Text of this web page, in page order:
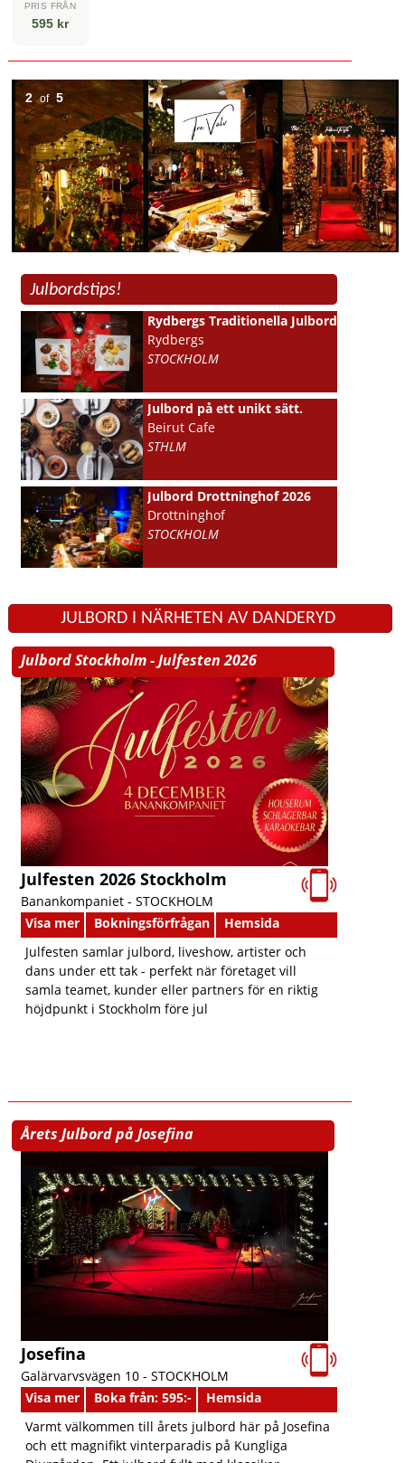
PRIS FRÅN
595 kr
2 of 5
Julbordstips!
Rydbergs Traditionella Julbord
Rydbergs
STOCKHOLM
Julbord på ett unikt sätt.
Beirut Cafe
STHLM
Julbord Drottninghof 2026
Drottninghof
STOCKHOLM
JULBORD I NÄRHETEN AV DANDERYD
Julbord Stockholm - Julfesten 2026
Julfesten 2026 Stockholm
Banankompaniet - STOCKHOLM
Visa mer
Bokningsförfrågan
Hemsida
Julfesten samlar julbord, liveshow, artister och
dans under ett tak - perfekt när företaget vill
samla teamet, kunder eller partners för en riktig
höjdpunkt i Stockholm före jul
Årets Julbord på Josefina
Josefina
Galärvarvsvägen 10 - STOCKHOLM
Visa mer
Boka från: 595:-
Hemsida
Varmt välkommen till årets julbord här på Josefina
och ett magnifikt vinterparadis på Kungliga